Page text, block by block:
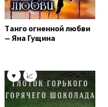
Танго огненной любви
— Яна Гущина